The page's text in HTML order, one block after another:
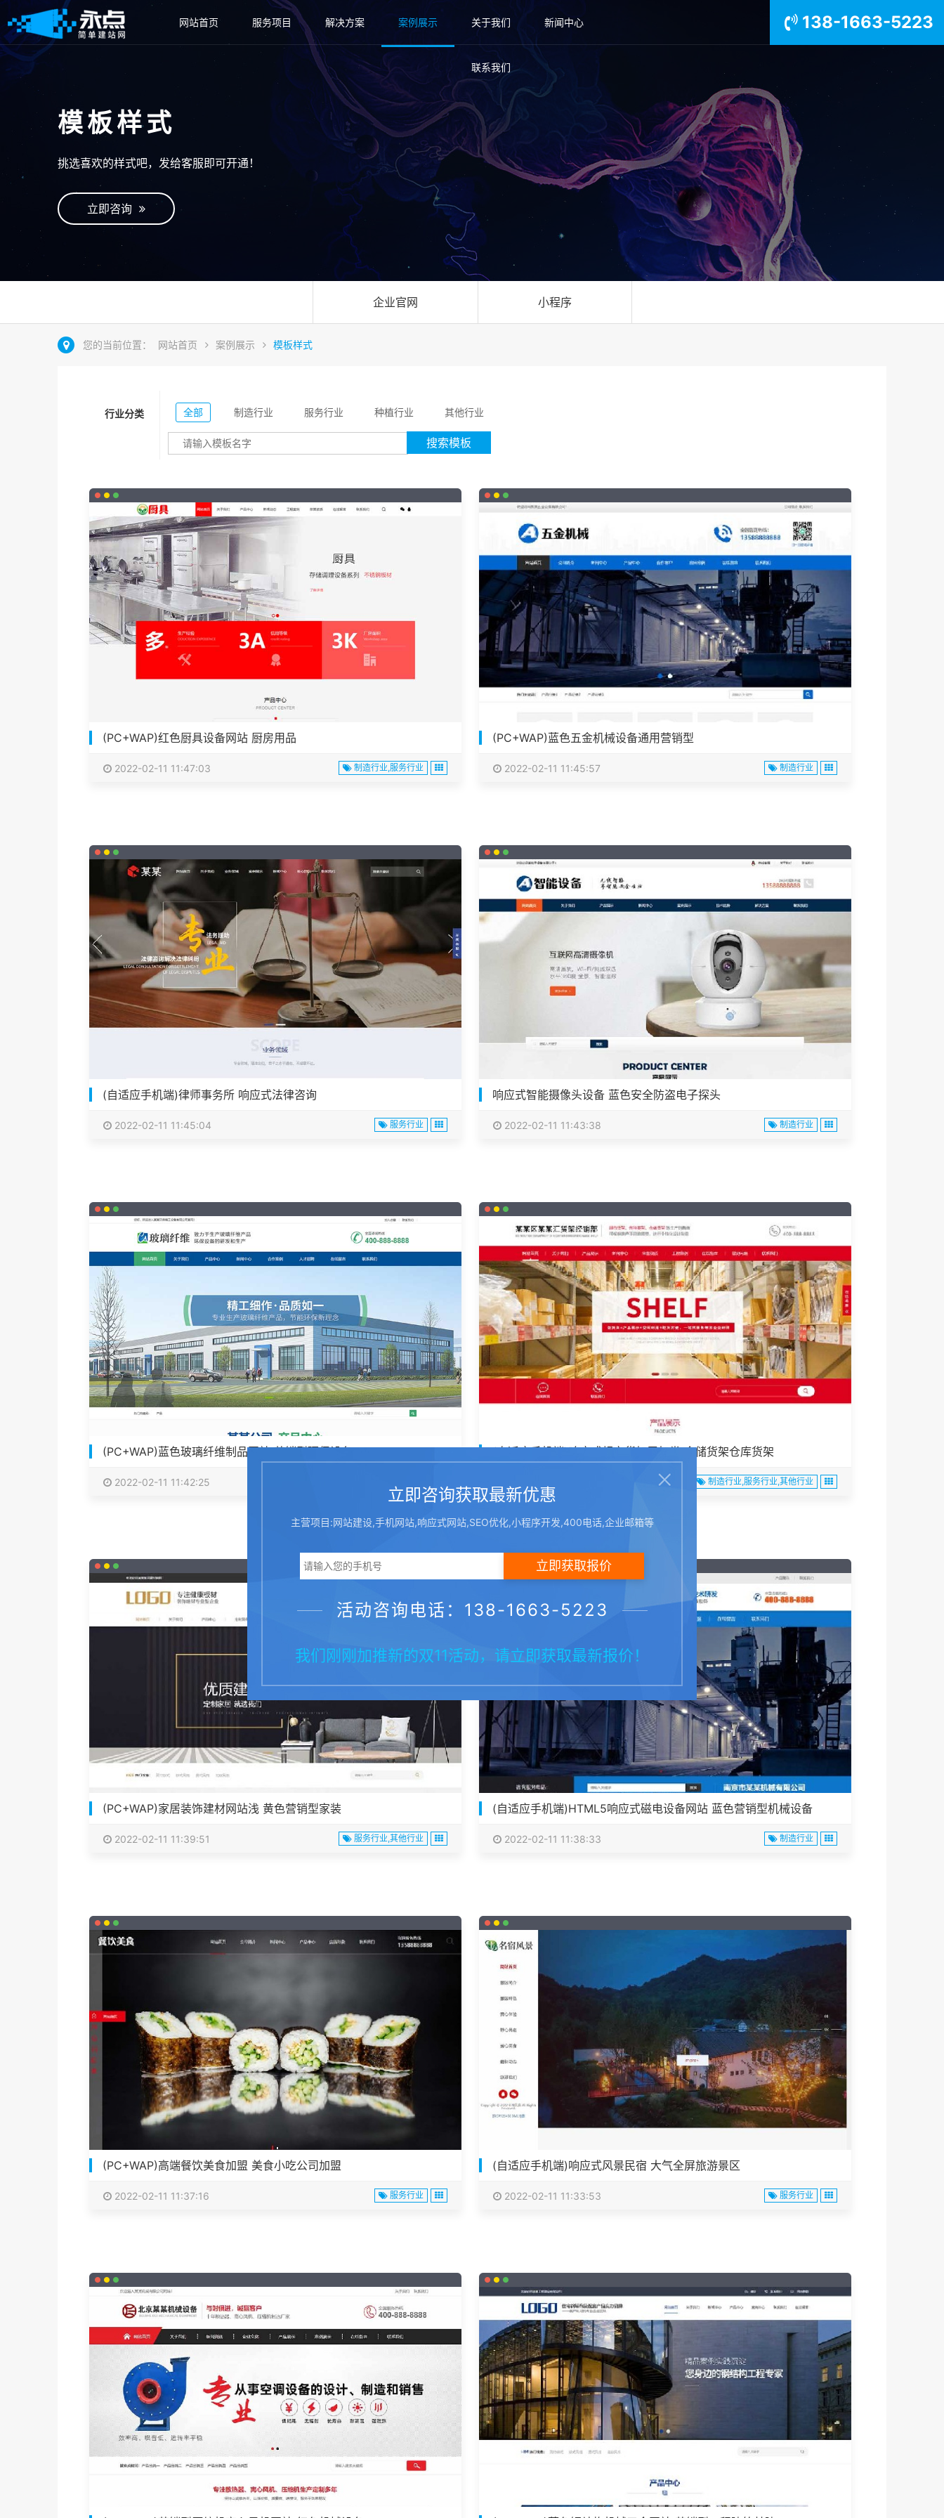
网站首页 服务项目 解决方案 案例展示 关于我们 新闻中心
联系我们
138-1663-5223
模板样式
挑选喜欢的样式吧，发给客服即可开通！
立即咨询
企业官网 小程序
您的当前位置： 网站首页 案例展示 模板样式
行业分类 全部 制造行业 服务行业 种植行业 其他行业
搜索模板
(PC+WAP)红色厨具设备网站 厨房用品
2022-02-11 11:47:03 制造行业,服务行业
(PC+WAP)蓝色五金机械设备通用营销型
2022-02-11 11:45:57 制造行业
(自适应手机端)律师事务所 响应式法律咨询
2022-02-11 11:45:04 服务行业
响应式智能摄像头设备 蓝色安全防盗电子探头
2022-02-11 11:43:38 制造行业
(PC+WAP)蓝色玻璃纤维制品网站 营销型环保设备
2022-02-11 11:42:25
(自适应手机端)响应式超市货架展架类 仓储货架仓库货架
制造行业,服务行业,其他行业
(PC+WAP)家居装饰建材网站浅 黄色营销型家装
2022-02-11 11:39:51 服务行业,其他行业
(自适应手机端)HTML5响应式磁电设备网站 蓝色营销型机械设备
2022-02-11 11:38:33 制造行业
(PC+WAP)高端餐饮美食加盟 美食小吃公司加盟
2022-02-11 11:37:16 服务行业
(自适应手机端)响应式风景民宿 大气全屏旅游景区
2022-02-11 11:33:53 服务行业
立即咨询获取最新优惠
主营项目:网站建设,手机网站,响应式网站,SEO优化,小程序开发,400电话,企业邮箱等
立即获取报价
活动咨询电话：138-1663-5223
我们刚刚加推新的双11活动，请立即获取最新报价！